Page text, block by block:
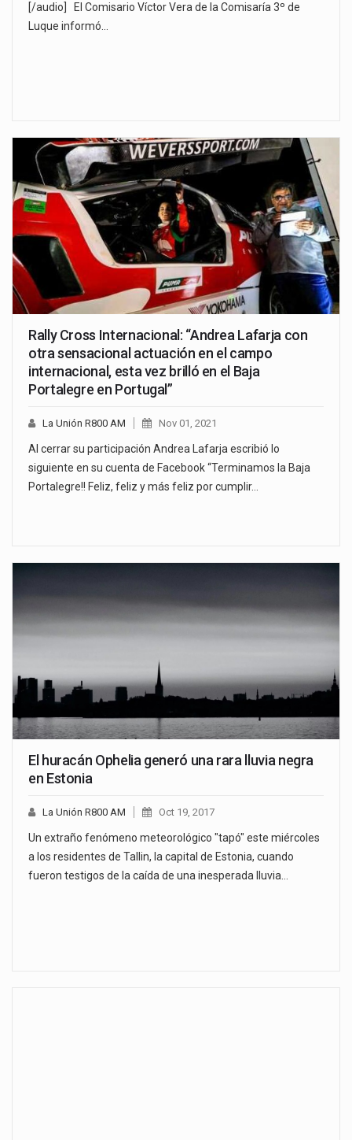
[/audio] El Comisario Víctor Vera de la Comisaría 3º de
Luque informó…
Rally Cross Internacional: “Andrea Lafarja con
otra sensacional actuación en el campo
internacional, esta vez brilló en el Baja
Portalegre en Portugal”
La Unión R800 AM Nov 01, 2021
Al cerrar su participación Andrea Lafarja escribió lo
siguiente en su cuenta de Facebook “Terminamos la Baja
Portalegre!! Feliz, feliz y más feliz por cumplir…
El huracán Ophelia generó una rara lluvia negra
en Estonia
La Unión R800 AM Oct 19, 2017
Un extraño fenómeno meteorológico "tapó" este miércoles
a los residentes de Tallin, la capital de Estonia, cuando
fueron testigos de la caída de una inesperada lluvia…